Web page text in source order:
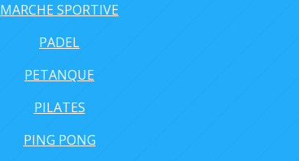
MARCHE SPORTIVE
PADEL
PETANQUE
PILATES
PING PONG